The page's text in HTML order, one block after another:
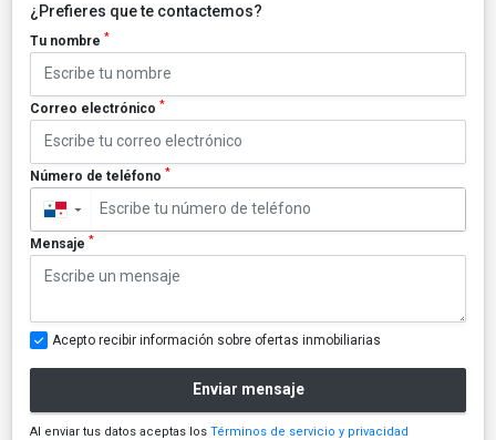
¿Prefieres que te contactemos?
Tu nombre *
Correo electrónico *
Número de teléfono *
▼
Mensaje *
Acepto recibir información sobre ofertas inmobiliarias
Enviar mensaje
Al enviar tus datos aceptas los Términos de servicio y privacidad